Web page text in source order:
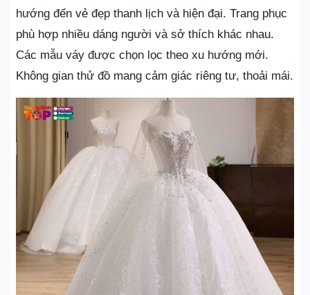
hướng đến vẻ đẹp thanh lịch và hiện đại. Trang phục
phù hợp nhiều dáng người và sở thích khác nhau.
Các mẫu váy được chọn lọc theo xu hướng mới.
Không gian thử đồ mang cảm giác riêng tư, thoải mái.